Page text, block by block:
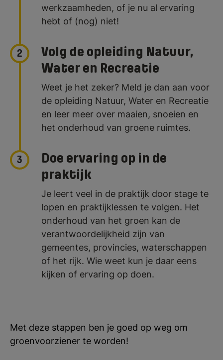
werkzaamheden, of je nu al ervaring
hebt of (nog) niet!
2
Volg de opleiding Natuur,
Water en Recreatie
Weet je het zeker? Meld je dan aan voor
de opleiding Natuur, Water en Recreatie
en leer meer over maaien, snoeien en
het onderhoud van groene ruimtes.
3
Doe ervaring op in de
praktijk
Je leert veel in de praktijk door stage te
lopen en praktijklessen te volgen. Het
onderhoud van het groen kan de
verantwoordelijkheid zijn van
gemeentes, provincies, waterschappen
of het rijk. Wie weet kun je daar eens
kijken of ervaring op doen.
Met deze stappen ben je goed op weg om
groenvoorziener te worden!